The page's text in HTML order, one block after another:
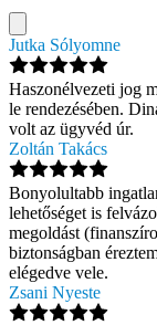
Jutka Sólyomne
Haszonélvezeti jog
le rendezésében.
volt az ügyvéd úr.
Zoltán Takács
Bonyolultabb
lehetőséget is
megoldást
biztonságban
elégedve vele.
Zsani Nyeste